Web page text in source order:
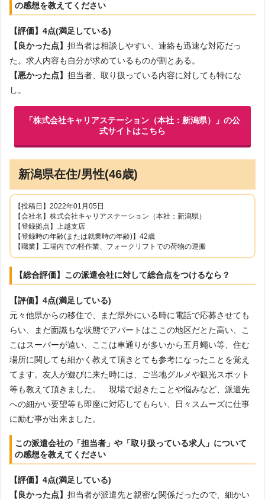
の感想を教えてください
【評価】4点(満足している)
【良かった点】 担当者は相談しやすい、連絡も迅速な対応だっ
た。求人内容も自分が求めているものが割とある。
【悪かった点】 担当者、取り扱っている内容に対しても特にな
し。
「株式会社キャリアステーション（本社：新潟県）」の公
式サイトはこちら
新潟県在住/男性(46歳)
【投稿日】2022年01月05日
【会社名】株式会社キャリアステーション（本社：新潟県）
【登録拠点】上越支店
【登録時の年齢(または就業時の年齢)】42歳
【職業】工場内での軽作業、フォークリフトでの荷物の運搬
【総合評価】この派遣会社に対して総合点をつけるなら？
【評価】4点(満足している)
元々他県からの移住で、まだ県外にいる時に電話で応募させても
らい、まだ面識もな状態でアパートはここの地区だとた高い、こ
こはスーパーが遠い、ここは車通りが多いから五月蠅い等、住む
場所に関しても細かく教えて頂きとても参考になったことを覚え
てます。友人が遊びに来た時には、ご当地グルメや観光スポット
等も教えて頂きました。 現場で起きたことや悩みなど、派遣先
への細かい要望等も即座に対応してもらい、日々スムーズに仕事
に励む事が出来ました。
この派遣会社の「担当者」や「取り扱っている求人」について
の感想を教えてください
【評価】4点(満足している)
【良かった点】 担当者が派遣先と親密な関係だったので、細かい